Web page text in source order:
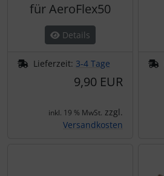
für AeroFlex50
Details
Lieferzeit: 3-4 Tage
9,90 EUR
inkl. 19 % MwSt. zzgl.
Versandkosten